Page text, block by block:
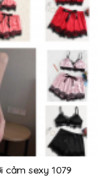
cảm sexy 1079